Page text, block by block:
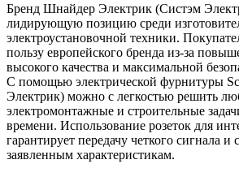
Бренд Шнайдер Электрик (Систэм
лидирующую позицию среди
электроустановочной техники.
пользу европейского бренда из-за
высокого качества и максимальной
С помощью электрической фурнитуры
Электрик) можно с легкостью решить
электромонтажные и строительные
времени. Использование розеток для
гарантирует передачу четкого сигнала и
заявленным характеристикам.